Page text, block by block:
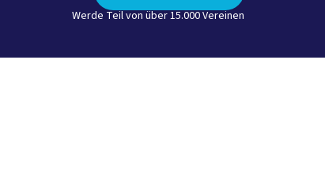
Werde Teil von über 15.000 Vereinen